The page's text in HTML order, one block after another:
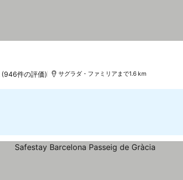
(946件の評価) サグラダ・ファミリアまで1.6 km